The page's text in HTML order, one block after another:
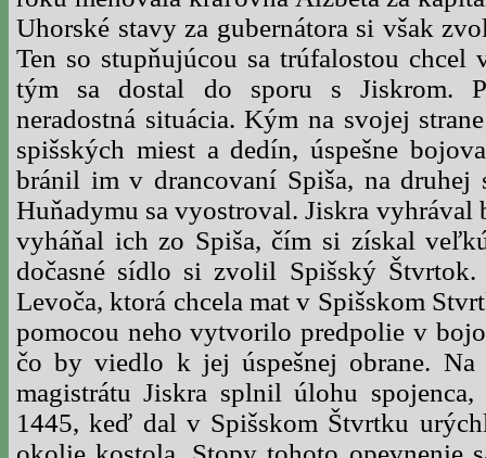
Uhorské stavy za gubernátora si však
Ten so stupňujúcou sa trúfalostou chcel
tým sa dostal do sporu s Jiskrom.
neradostná situácia. Kým na svojej
spišských miest a dedín, úspešne
bránil im v drancovaní Spiša, na druhej
Huňadymu sa vyostroval. Jiskra vyhrával
vyháňal ich zo Spiša, čím si získal
dočasné sídlo si zvolil Spišský
Levoča, ktorá chcela mat v Spišskom
pomocou neho vytvorilo predpolie v
čo by viedlo k jej úspešnej obrane. Na
magistrátu Jiskra splnil úlohu
1445, keď dal v Spišskom Štvrtku